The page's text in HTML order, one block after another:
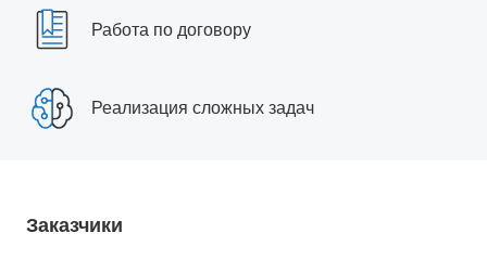
Работа по договору
Реализация сложных задач
Заказчики